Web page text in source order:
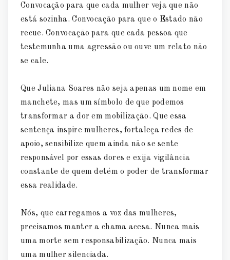
Convocação para que cada mulher veja que não
está sozinha. Convocação para que o Estado não
recue. Convocação para que cada pessoa que
testemunha uma agressão ou ouve um relato não
se cale.
Que Juliana Soares não seja apenas um nome em
manchete, mas um símbolo de que podemos
transformar a dor em mobilização. Que essa
sentença inspire mulheres, fortaleça redes de
apoio, sensibilize quem ainda não se sente
responsável por essas dores e exija vigilância
constante de quem detém o poder de transformar
essa realidade.
Nós, que carregamos a voz das mulheres,
precisamos manter a chama acesa. Nunca mais
uma morte sem responsabilização. Nunca mais
uma mulher silenciada.